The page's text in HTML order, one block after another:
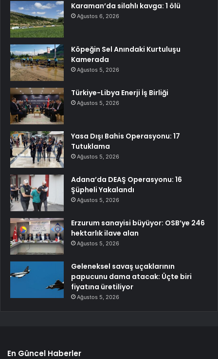
Karaman’da silahlı kavga: 1 ölü
Ağustos 6, 2026
Köpeğin Sel Anındaki Kurtuluşu
Kamerada
Ağustos 5, 2026
Türkiye-Libya Enerji İş Birliği
Ağustos 5, 2026
Yasa Dışı Bahis Operasyonu: 17
Tutuklama
Ağustos 5, 2026
Adana’da DEAŞ Operasyonu: 16
Şüpheli Yakalandı
Ağustos 5, 2026
Erzurum sanayisi büyüyor: OSB’ye 246
hektarlık ilave alan
Ağustos 5, 2026
Geleneksel savaş uçaklarının
papucunu dama atacak: Üçte biri
fiyatına üretiliyor
Ağustos 5, 2026
En Güncel Haberler